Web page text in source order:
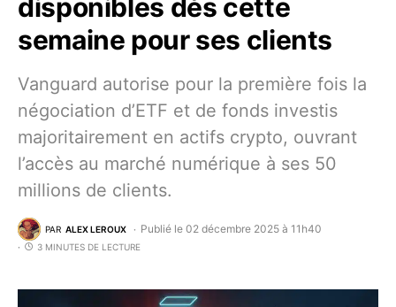
disponibles dès cette
semaine pour ses clients
Vanguard autorise pour la première fois la
négociation d’ETF et de fonds investis
majoritairement en actifs crypto, ouvrant
l’accès au marché numérique à ses 50
millions de clients.
PAR ALEX LEROUX Publié le 02 décembre 2025 à 11h40
3 MINUTES DE LECTURE